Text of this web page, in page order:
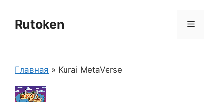
содержимому
Rutoken Меню
Главная » Kurai MetaVerse